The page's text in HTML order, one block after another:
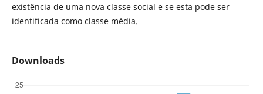
existência de uma nova classe social e se esta pode ser
identificada como classe média.
Downloads